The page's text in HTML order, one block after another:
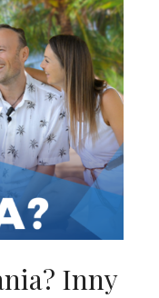
Inny